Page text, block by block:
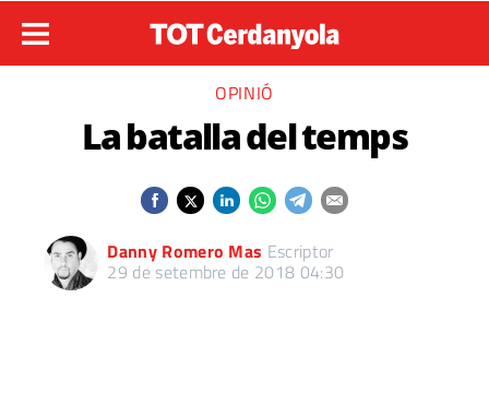
OPINIÓ
La batalla del temps
Danny Romero Mas Escriptor
29 de setembre de 2018 04:30